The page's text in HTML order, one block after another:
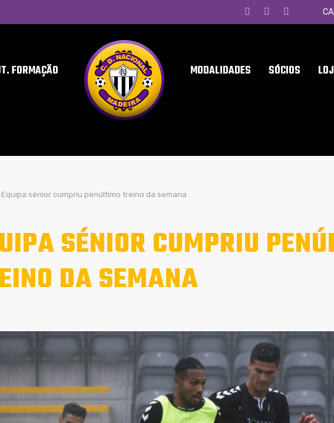
FORMAÇÃO MODALIDADES SÓCIOS
Equipa sénior cumpriu penúltimo treino da semana
SÉNIOR CUMPRIU
DA SEMANA